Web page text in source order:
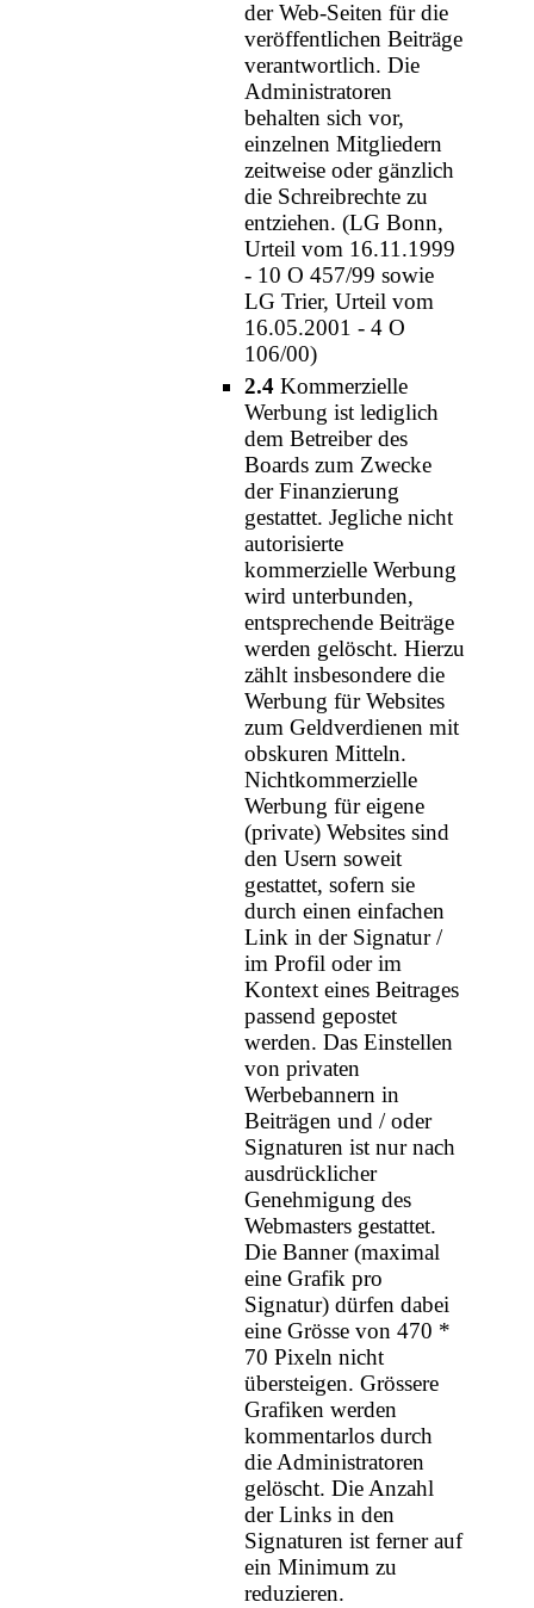
der Web-Seiten für die
veröffentlichen Beiträge
verantwortlich. Die
Administratoren
behalten sich vor,
einzelnen Mitgliedern
zeitweise oder gänzlich
die Schreibrechte zu
entziehen. (LG Bonn,
Urteil vom 16.11.1999
- 10 O 457/99 sowie
LG Trier, Urteil vom
16.05.2001 - 4 O
106/00)
2.4Kommerzielle
Werbung ist lediglich
dem Betreiber des
Boards zum Zwecke
der Finanzierung
gestattet. Jegliche nicht
autorisierte
kommerzielle Werbung
wird unterbunden,
entsprechende Beiträge
werden gelöscht. Hierzu
zählt insbesondere die
Werbung für Websites
zum Geldverdienen mit
obskuren Mitteln.
Nichtkommerzielle
Werbung für eigene
(private) Websites sind
den Usern soweit
gestattet, sofern sie
durch einen einfachen
Link in der Signatur /
im Profil oder im
Kontext eines Beitrages
passend gepostet
werden. Das Einstellen
von privaten
Werbebannern in
Beiträgen und / oder
Signaturen ist nur nach
ausdrücklicher
Genehmigung des
Webmasters gestattet.
Die Banner (maximal
eine Grafik pro
Signatur) dürfen dabei
eine Grösse von 470 *
70 Pixeln nicht
übersteigen. Grössere
Grafiken werden
kommentarlos durch
die Administratoren
gelöscht. Die Anzahl
der Links in den
Signaturen ist ferner auf
ein Minimum zu
reduzieren.